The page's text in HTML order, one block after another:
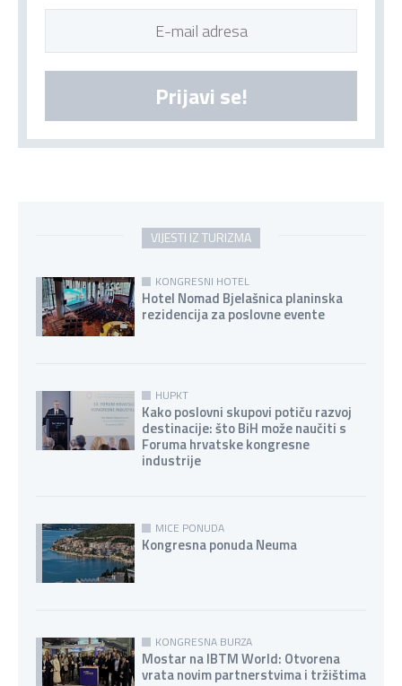
Prijavi se!
VIJESTI IZ TURIZMA
KONGRESNI HOTEL
Hotel Nomad Bjelašnica planinska
rezidencija za poslovne evente
HUPKT
Kako poslovni skupovi potiču razvoj
destinacije: što BiH može naučiti s
Foruma hrvatske kongresne
industrije
MICE PONUDA
Kongresna ponuda Neuma
KONGRESNA BURZA
Mostar na IBTM World: Otvorena
vrata novim partnerstvima i tržištima